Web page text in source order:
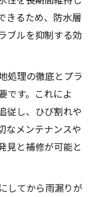
きるため、防水層
ブルを抑制する効
処理の徹底とプラ
です。これによ
従し、ひび割れや
なメンテナンスや
見と補修が可能と
してから雨漏りが